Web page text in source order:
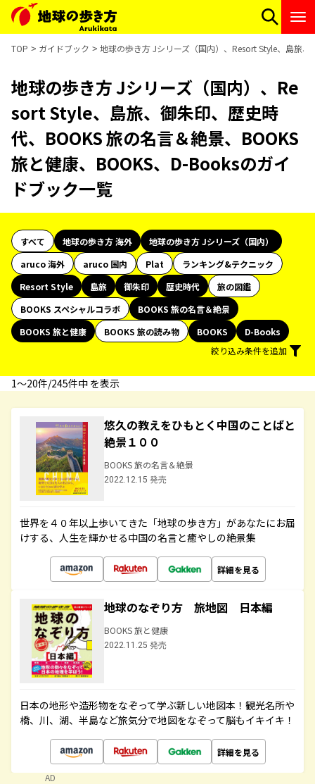
TOP ガイドブック 地球の歩き方 Jシリーズ（国内）、Resort Style、島旅
地球の歩き方 Jシリーズ（国内）、Re
sort Style、島旅、御朱印、歴史時
代、BOOKS 旅の名言＆絶景、BOOKS
旅と健康、BOOKS、D-Booksのガイ
ドブック一覧
すべて 地球の歩き方 海外
地球の歩き方 Jシリーズ（国内）
aruco 海外
aruco 国内 Plat
ランキング&テクニック
Resort Style
島旅 御朱印 歴史時代
旅の図鑑
BOOKS スペシャルコラボ
BOOKS 旅の名言＆絶景
BOOKS 旅と健康
BOOKS 旅の読み物 BOOKS
D-Books
絞り込み条件を追加
1〜20件/245件中 を表示
悠久の教えをひもとく中国のことばと
絶景１００
BOOKS 旅の名言＆絶景
2022.12.15 発売
世界を４０年以上歩いてきた「地球の歩き方」があなたにお届
けする、人生を輝かせる中国の名言と癒やしの絶景集
詳細を見る
地球のなぞり方 旅地図 日本編
BOOKS 旅と健康
2022.11.25 発売
日本の地形や造形物をなぞって学ぶ新しい地図本！観光名所や
橋、川、湖、半島など旅気分で地図をなぞって脳もイキイキ！
詳細を見る
AD